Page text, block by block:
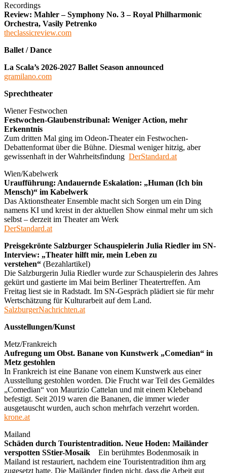
Recordings
Review: Mahler – Symphony No. 3 – Royal Philharmonic
Orchestra, Vasily Petrenko
theclassicreview.com
Ballet / Dance
La Scala’s 2026-2027 Ballet Season announced
gramilano.com
Sprechtheater
Wiener Festwochen
Festwochen-Glaubenstribunal: Weniger Action, mehr
Erkenntnis
Zum dritten Mal ging im Odeon-Theater ein Festwochen-
Debattenformat über die Bühne. Diesmal weniger hitzig, aber
gewissenhaft in der Wahrheitsfindung DerStandard.at
Wien/Kabelwerk
Uraufführung: Andauernde Eskalation: „Human (Ich bin
Mensch)“ im Kabelwerk
Das Aktionstheater Ensemble macht sich Sorgen um ein Ding
namens KI und kreist in der aktuellen Show einmal mehr um sich
selbst – derzeit im Theater am Werk
DerStandard.at
Preisgekrönte Salzburger Schauspielerin Julia Riedler im SN-
Interview: „Theater hilft mir, mein Leben zu
verstehen“ (Bezahlartikel)
Die Salzburgerin Julia Riedler wurde zur Schauspielerin des Jahres
gekürt und gastierte im Mai beim Berliner Theatertreffen. Am
Freitag liest sie in Radstadt. Im SN-Gespräch plädiert sie für mehr
Wertschätzung für Kulturarbeit auf dem Land.
SalzburgerNachrichten.at
Ausstellungen/Kunst
Metz/Frankreich
Aufregung um Obst. Banane von Kunstwerk „Comedian“ in
Metz gestohlen
In Frankreich ist eine Banane von einem Kunstwerk aus einer
Ausstellung gestohlen worden. Die Frucht war Teil des Gemäldes
„Comedian“ von Maurizio Cattelan und mit einem Klebeband
befestigt. Seit 2019 waren die Bananen, die immer wieder
ausgetauscht wurden, auch schon mehrfach verzehrt worden.
krone.at
Mailand
Schäden durch Touristentradition. Neue Hoden: Mailänder
verspotten SStier-Mosaik Ein berühmtes Bodenmosaik in
Mailand ist restauriert, nachdem eine Touristentradition ihm arg
zugesetzt hatte. Die Mailänder finden nicht, dass die Arbeit gut